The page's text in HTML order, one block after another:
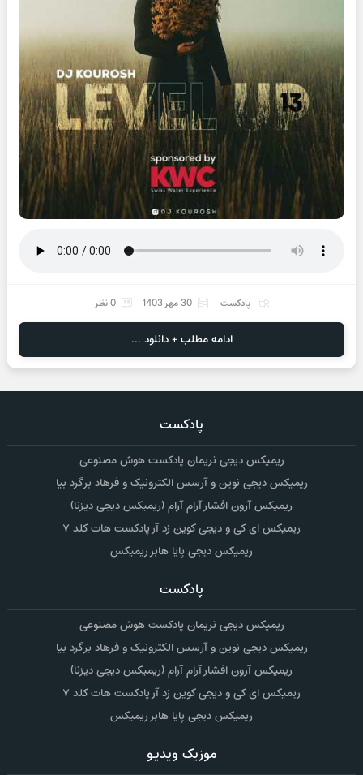
پادکست 30 مهر 1403 0 نظر
ادامه مطلب + دانلود ...
پادکست
ریمیکس دیجی نریمان پادکست هوش مصنوعی
ریمیکس دیجی نوین و آرسس الکترونیک و فرهاد برگرد بیا
ریمیکس آرون افشار آرام آرام (ریمیکس دیجی دیزنا)
ریمیکس ای کی و دیجی کوین زد آر پادکست هات کلد ۷
ریمیکس دیجی پایا هابر ریمیکس
پادکست
ریمیکس دیجی نریمان پادکست هوش مصنوعی
ریمیکس دیجی نوین و آرسس الکترونیک و فرهاد برگرد بیا
ریمیکس آرون افشار آرام آرام (ریمیکس دیجی دیزنا)
ریمیکس ای کی و دیجی کوین زد آر پادکست هات کلد ۷
ریمیکس دیجی پایا هابر ریمیکس
موزیک ویدیو